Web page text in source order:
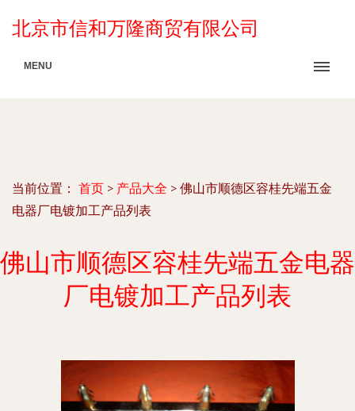
北京市信和万隆商贸有限公司
MENU
当前位置： 首页 > 产品大全 > 佛山市顺德区容桂先端五金
电器厂电镀加工产品列表
佛山市顺德区容桂先端五金电器
厂电镀加工产品列表